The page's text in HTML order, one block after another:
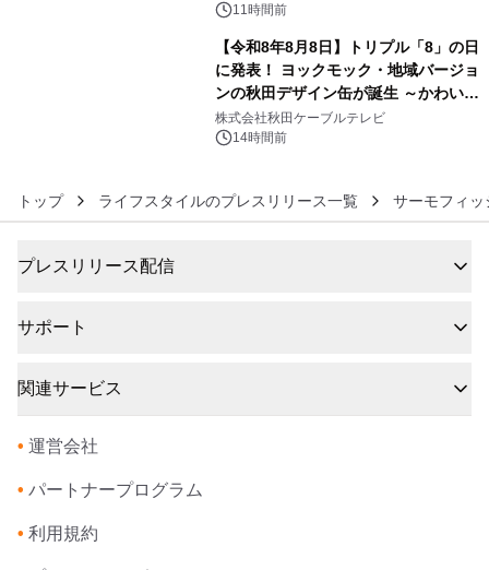
11時間前
【令和8年8月8日】トリプル「8」の日
に発表！ ヨックモック・地域バージョ
ンの秋田デザイン缶が誕生 ～かわいい
秋田犬の子犬と秋田の四季と名所を巡
るパッケージ～ 9月1日(火)秋田県内で
株式会社秋田ケーブルテレビ
14時間前
トップ ライフスタイルのプレスリリース一覧 サーモフィ
プレスリリース配信
サポート
関連サービス
• 運営会社
• パートナープログラム
• 利用規約